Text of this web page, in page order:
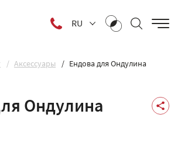
RU
Аксессуары
Ендова для Ондулина
Ондулина